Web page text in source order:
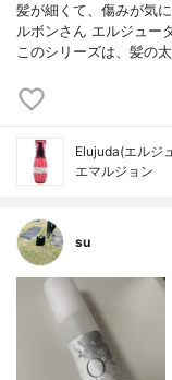
髪が細くて、傷みが気
ルボンさん エルジュー
このシリーズは、髪の
Elujuda(エルジ
エマルジョン
su